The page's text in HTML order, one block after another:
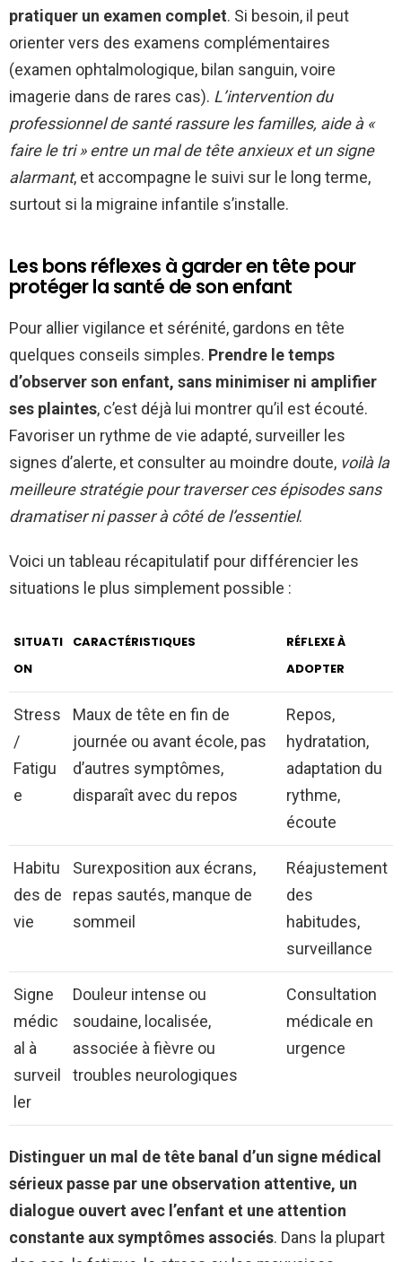
pratiquer un examen complet. Si besoin, il peut
orienter vers des examens complémentaires
(examen ophtalmologique, bilan sanguin, voire
imagerie dans de rares cas). L’intervention du
professionnel de santé rassure les familles, aide à «
faire le tri » entre un mal de tête anxieux et un signe
alarmant, et accompagne le suivi sur le long terme,
surtout si la migraine infantile s’installe.
Les bons réflexes à garder en tête pour
protéger la santé de son enfant
Pour allier vigilance et sérénité, gardons en tête
quelques conseils simples. Prendre le temps
d’observer son enfant, sans minimiser ni amplifier
ses plaintes, c’est déjà lui montrer qu’il est écouté.
Favoriser un rythme de vie adapté, surveiller les
signes d’alerte, et consulter au moindre doute, voilà la
meilleure stratégie pour traverser ces épisodes sans
dramatiser ni passer à côté de l’essentiel.
Voici un tableau récapitulatif pour différencier les
situations le plus simplement possible :
SITUATI
ON
CARACTÉRISTIQUES
RÉFLEXE À
ADOPTER
Stress
/
Fatigu
e
Maux de tête en fin de
journée ou avant école, pas
d’autres symptômes,
disparaît avec du repos
Repos,
hydratation,
adaptation du
rythme,
écoute
Habitu
des de
vie
Surexposition aux écrans,
repas sautés, manque de
sommeil
Réajustement
des
habitudes,
surveillance
Signe
médic
al à
surveil
ler
Douleur intense ou
soudaine, localisée,
associée à fièvre ou
troubles neurologiques
Consultation
médicale en
urgence
Distinguer un mal de tête banal d’un signe médical
sérieux passe par une observation attentive, un
dialogue ouvert avec l’enfant et une attention
constante aux symptômes associés. Dans la plupart